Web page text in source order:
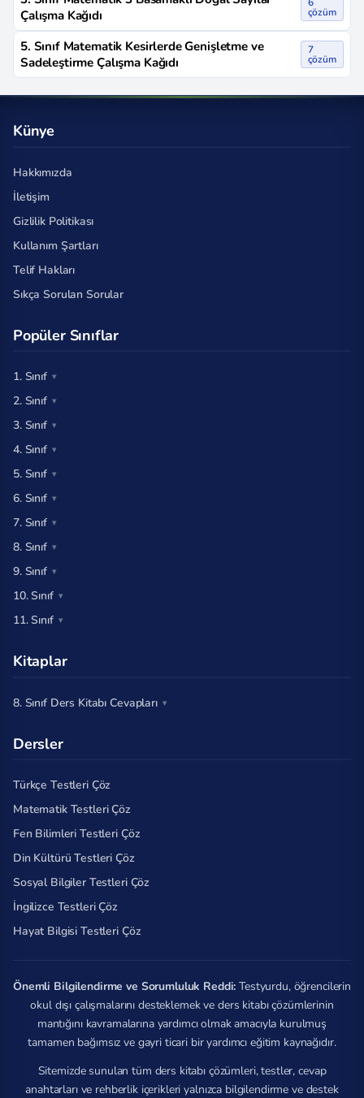
Çalışma Kağıdı
çözüm
5. Sınıf Matematik Kesirlerde Genişletme ve
Sadeleştirme Çalışma Kağıdı
7
çözüm
Künye
Hakkımızda
İletişim
Gizlilik Politikası
Kullanım Şartları
Telif Hakları
Sıkça Sorulan Sorular
Popüler Sınıflar
1. Sınıf
2. Sınıf
3. Sınıf
4. Sınıf
5. Sınıf
6. Sınıf
7. Sınıf
8. Sınıf
9. Sınıf
10. Sınıf
11. Sınıf
Kitaplar
8. Sınıf Ders Kitabı Cevapları
Dersler
Türkçe Testleri Çöz
Matematik Testleri Çöz
Fen Bilimleri Testleri Çöz
Din Kültürü Testleri Çöz
Sosyal Bilgiler Testleri Çöz
İngilizce Testleri Çöz
Hayat Bilgisi Testleri Çöz
Önemli Bilgilendirme ve Sorumluluk Reddi: Testyurdu, öğrencilerin
okul dışı çalışmalarını desteklemek ve ders kitabı çözümlerinin
mantığını kavramalarına yardımcı olmak amacıyla kurulmuş
tamamen bağımsız ve gayri ticari bir yardımcı eğitim kaynağıdır.
Sitemizde sunulan tüm ders kitabı çözümleri, testler, cevap
anahtarları ve rehberlik içerikleri yalnızca bilgilendirme ve destek